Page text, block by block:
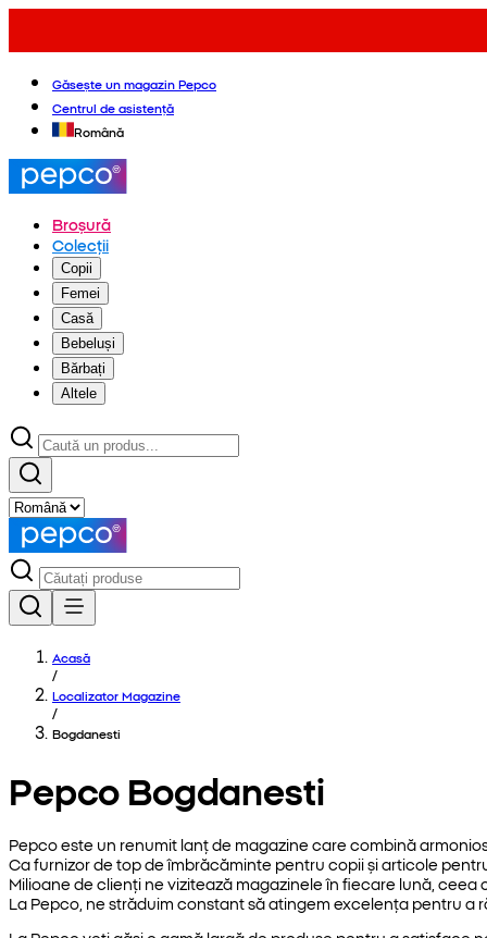
Găsește un magazin Pepco
Centrul de asistență
Română
Broșură
Colecții
Copii
Femei
Casă
Bebeluși
Bărbați
Altele
Acasă
/
Localizator Magazine
/
Bogdanesti
Pepco Bogdanesti
Pepco este un renumit lanț de magazine care combină
Ca furnizor de top de îmbrăcăminte pentru copii și articole
Milioane de clienți ne vizitează magazinele în fiecare lună,
La Pepco, ne străduim constant să atingem excelența pentru a